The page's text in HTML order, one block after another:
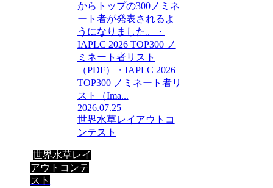
からトップの300ノミネ
ート者が発表されるよ
うになりました。・
IAPLC 2026 TOP300 ノ
ミネート者リスト
（PDF）・IAPLC 2026
TOP300 ノミネート者リ
スト（Ima...
2026.07.25
世界水草レイアウトコ
ンテスト
世界水草レイ
アウトコンテ
スト